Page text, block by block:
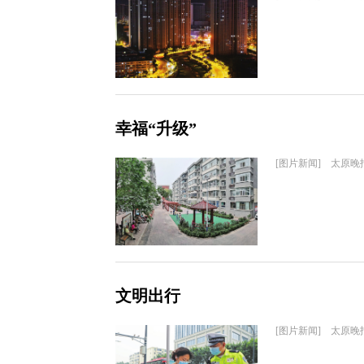
幸福“升级”
[图片新闻] 太原晚
文明出行
[图片新闻] 太原晚